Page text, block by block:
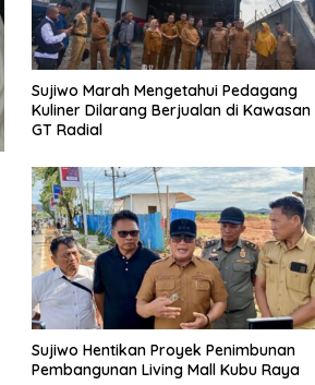
Sujiwo Marah Mengetahui Pedagang
Kuliner Dilarang Berjualan di Kawasan
GT Radial
Sujiwo Hentikan Proyek Penimbunan
Pembangunan Living Mall Kubu Raya